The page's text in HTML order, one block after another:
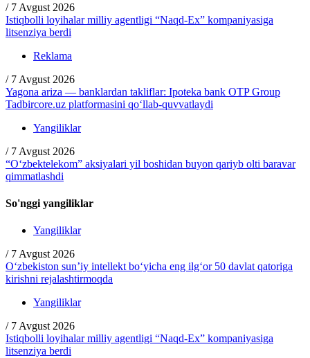
/ 7 Avgust 2026
Istiqbolli loyihalar milliy agentligi “Naqd-Ex” kompaniyasiga
litsenziya berdi
Reklama
/ 7 Avgust 2026
Yagona ariza — banklardan takliflar: Ipoteka bank OTP Group
Tadbircore.uz platformasini qo‘llab-quvvatlaydi
Yangiliklar
/ 7 Avgust 2026
“O‘zbektelekom” aksiyalari yil boshidan buyon qariyb olti baravar
qimmatlashdi
So'nggi yangiliklar
Yangiliklar
/ 7 Avgust 2026
O‘zbekiston sun’iy intellekt bo‘yicha eng ilg‘or 50 davlat qatoriga
kirishni rejalashtirmoqda
Yangiliklar
/ 7 Avgust 2026
Istiqbolli loyihalar milliy agentligi “Naqd-Ex” kompaniyasiga
litsenziya berdi